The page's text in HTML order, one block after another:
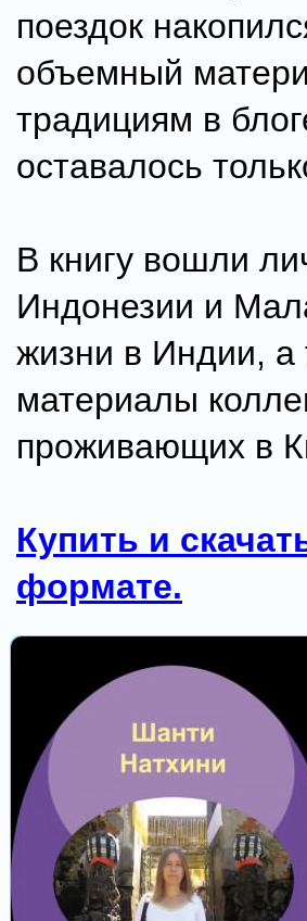
поездок
объемный
традициям в
оставалось
В книгу вошли
Индонезии и
жизни в Индии, а
материалы
проживающих в
Купить и
формате.